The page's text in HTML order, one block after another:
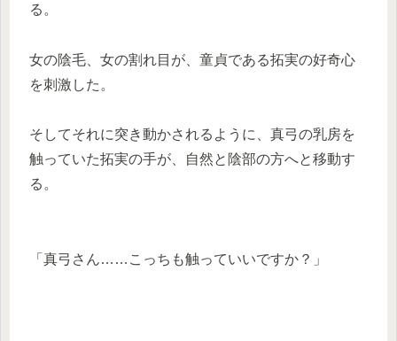
る。
女の陰毛、女の割れ目が、童貞である拓実の好奇心
を刺激した。
そしてそれに突き動かされるように、真弓の乳房を
触っていた拓実の手が、自然と陰部の方へと移動す
る。
「真弓さん……こっちも触っていいですか？」